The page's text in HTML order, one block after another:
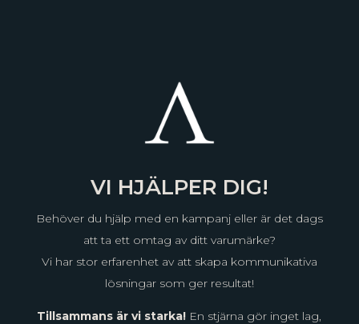
VI HJÄLPER DIG!
Behöver du hjälp med en kampanj eller är det dags
att ta ett omtag av ditt varumärke?
Vi har stor erfarenhet av att skapa kommunikativa
lösningar som ger resultat!
Tillsammans är vi starka! En stjärna gör inget lag,